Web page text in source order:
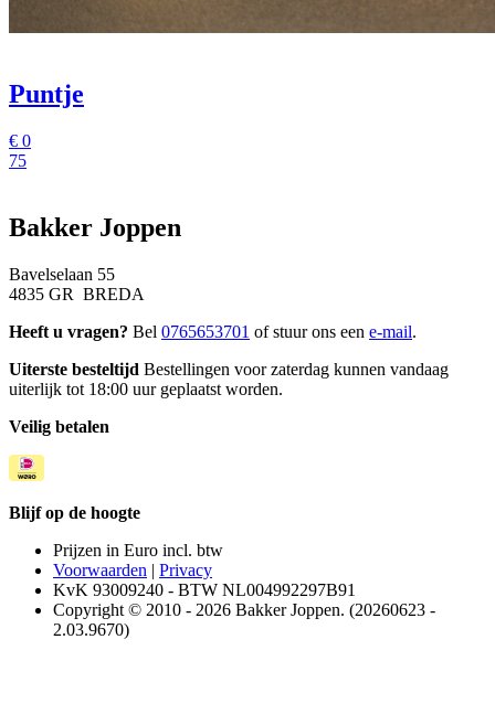
Puntje
€ 0
75
Bakker Joppen
Bavelselaan 55
4835 GR BREDA
Heeft u vragen? Bel 0765653701 of stuur ons een e-mail.
Uiterste besteltijd Bestellingen voor zaterdag kunnen vandaag
uiterlijk tot 18:00 uur geplaatst worden.
Veilig betalen
Blijf op de hoogte
Prijzen in Euro incl. btw
Voorwaarden | Privacy
KvK 93009240 - BTW NL004992297B91
Copyright © 2010 - 2026 Bakker Joppen. (20260623 -
2.03.9670)